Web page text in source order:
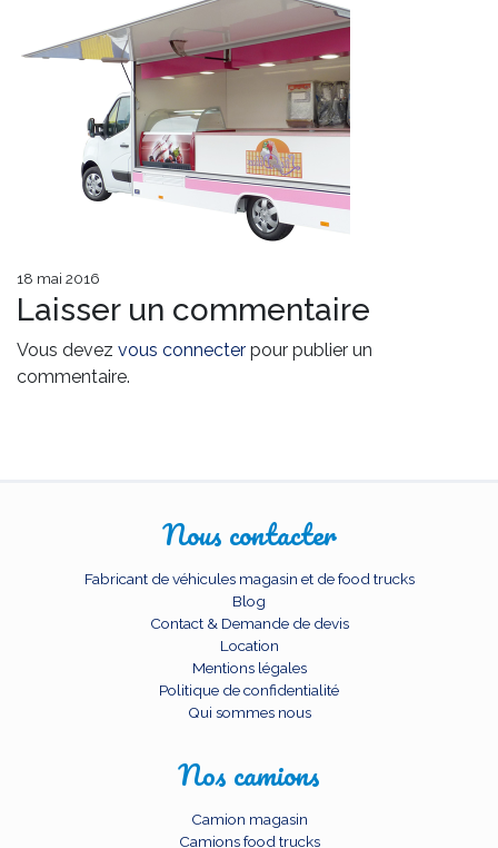
18 mai 2016
Laisser un commentaire
Vous devez vous connecter pour publier un
commentaire.
Nous contacter
Fabricant de véhicules magasin et de food trucks
Blog
Contact & Demande de devis
Location
Mentions légales
Politique de confidentialité
Qui sommes nous
Nos camions
Camion magasin
Camions food trucks